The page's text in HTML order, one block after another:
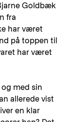
Goldbæk
fra
har været
på toppen til
har været
med sin
allerede vist
en klar